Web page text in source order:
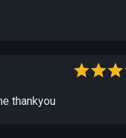
thankyou